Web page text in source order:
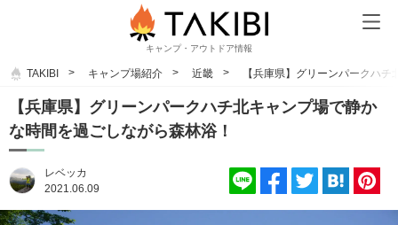
キャンプ・アウトドア情報
TAKIBI キャンプ場紹介 近畿 【兵庫県】グリーンパークハ
【兵庫県】グリーンパークハチ北キャンプ場で静か
な時間を過ごしながら森林浴！
レベッカ
2021.06.09